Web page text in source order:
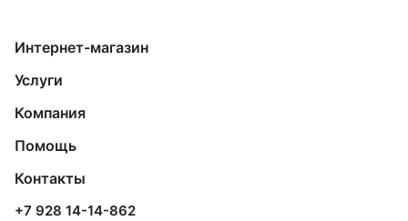
Интернет-магазин
Услуги
Компания
Помощь
Контакты
+7 928 14-14-862